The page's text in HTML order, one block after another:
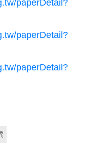
paperDetail?
paperDetail?
paperDetail?